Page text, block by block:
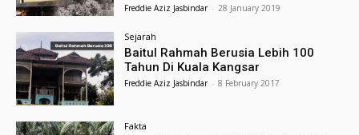
Freddie Aziz Jasbindar - 28 January 2019
Sejarah
Baitul Rahmah Berusia Lebih 100
Tahun Di Kuala Kangsar
Freddie Aziz Jasbindar - 8 February 2017
Fakta